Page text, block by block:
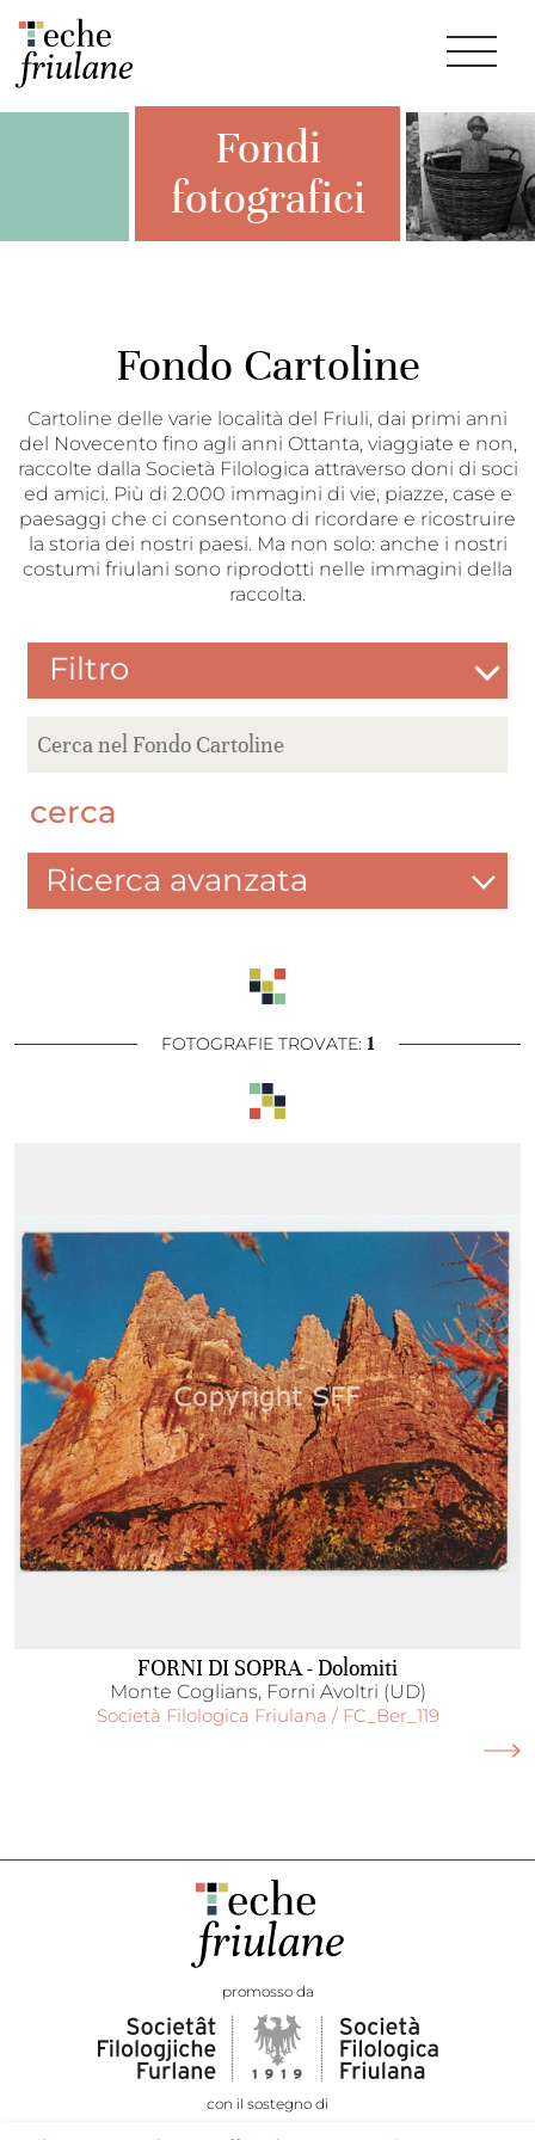
Fondi
fotografici
Fondo Cartoline
Cartoline delle varie località del Friuli, dai primi anni
del Novecento fino agli anni Ottanta, viaggiate e non,
raccolte dalla Società Filologica attraverso doni di soci
ed amici. Più di 2.000 immagini di vie, piazze, case e
paesaggi che ci consentono di ricordare e ricostruire
la storia dei nostri paesi. Ma non solo: anche i nostri
costumi friulani sono riprodotti nelle immagini della
raccolta.
Filtro
cerca
Ricerca avanzata
FOTOGRAFIE TROVATE: 1
FORNI DI SOPRA - Dolomiti
Monte Coglians, Forni Avoltri (UD)
Società Filologica Friulana / FC_Ber_119
promosso da
con il sostegno di